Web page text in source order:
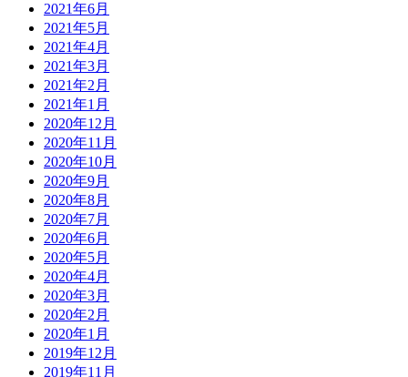
2021年6月
2021年5月
2021年4月
2021年3月
2021年2月
2021年1月
2020年12月
2020年11月
2020年10月
2020年9月
2020年8月
2020年7月
2020年6月
2020年5月
2020年4月
2020年3月
2020年2月
2020年1月
2019年12月
2019年11月